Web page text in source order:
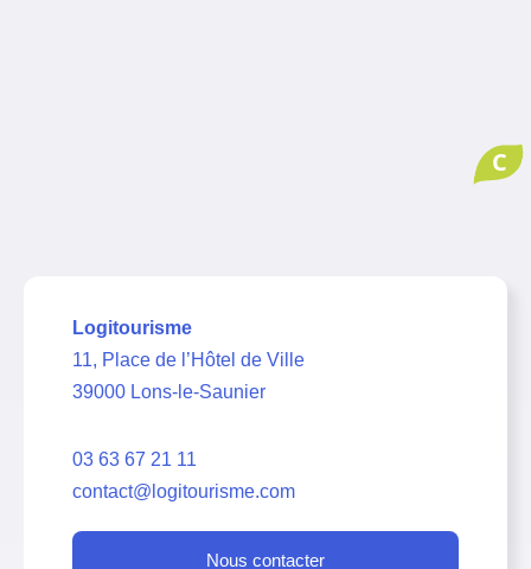
Logitourisme
11, Place de l’Hôtel de Ville
39000 Lons-le-Saunier
03 63 67 21 11
contact@logitourisme.com
Nous contacter
C